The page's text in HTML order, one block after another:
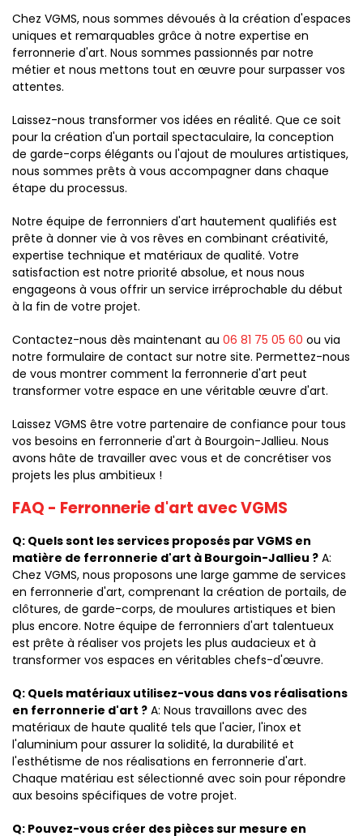
Chez VGMS, nous sommes dévoués à la création d'espaces
uniques et remarquables grâce à notre expertise en
ferronnerie d'art. Nous sommes passionnés par notre
métier et nous mettons tout en œuvre pour surpasser vos
attentes.
Laissez-nous transformer vos idées en réalité. Que ce soit
pour la création d'un portail spectaculaire, la conception
de garde-corps élégants ou l'ajout de moulures artistiques,
nous sommes prêts à vous accompagner dans chaque
étape du processus.
Notre équipe de ferronniers d'art hautement qualifiés est
prête à donner vie à vos rêves en combinant créativité,
expertise technique et matériaux de qualité. Votre
satisfaction est notre priorité absolue, et nous nous
engageons à vous offrir un service irréprochable du début
à la fin de votre projet.
Contactez-nous dès maintenant au 06 81 75 05 60 ou via
notre formulaire de contact sur notre site. Permettez-nous
de vous montrer comment la ferronnerie d'art peut
transformer votre espace en une véritable œuvre d'art.
Laissez VGMS être votre partenaire de confiance pour tous
vos besoins en ferronnerie d'art à Bourgoin-Jallieu. Nous
avons hâte de travailler avec vous et de concrétiser vos
projets les plus ambitieux !
FAQ - Ferronnerie d'art avec VGMS
Q: Quels sont les services proposés par VGMS en
matière de ferronnerie d'art à Bourgoin-Jallieu ? A:
Chez VGMS, nous proposons une large gamme de services
en ferronnerie d'art, comprenant la création de portails, de
clôtures, de garde-corps, de moulures artistiques et bien
plus encore. Notre équipe de ferronniers d'art talentueux
est prête à réaliser vos projets les plus audacieux et à
transformer vos espaces en véritables chefs-d'œuvre.
Q: Quels matériaux utilisez-vous dans vos réalisations
en ferronnerie d'art ? A: Nous travaillons avec des
matériaux de haute qualité tels que l'acier, l'inox et
l'aluminium pour assurer la solidité, la durabilité et
l'esthétisme de nos réalisations en ferronnerie d'art.
Chaque matériau est sélectionné avec soin pour répondre
aux besoins spécifiques de votre projet.
Q: Pouvez-vous créer des pièces sur mesure en